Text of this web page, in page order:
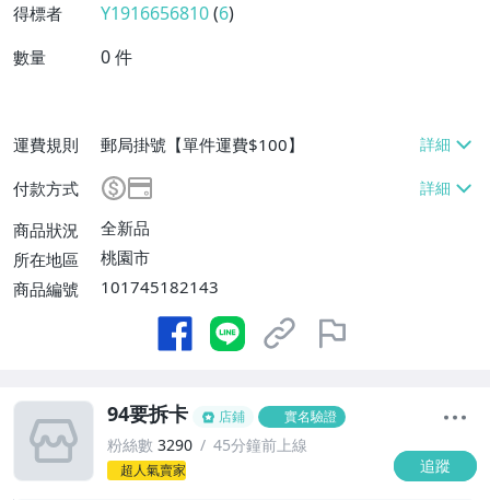
得標者 Y1916656810(6)
數量 0件
運費規則
郵局掛號【單件運費$100】
付款方式
商品狀況
全新品
所在地區
桃園市
商品編號
101745182143
94要拆卡 店鋪 實名驗證
粉絲數 3290 45分鐘前上線
超人氣賣家 追蹤